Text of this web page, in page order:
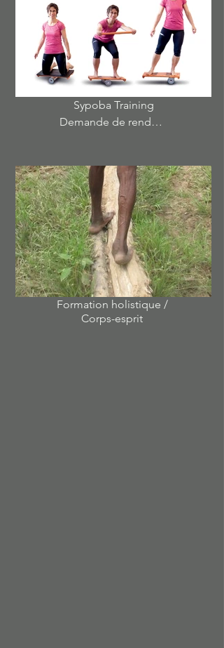
Sypoba Training
Demande de rendez-vous
Formation holistique /
Corps-esprit